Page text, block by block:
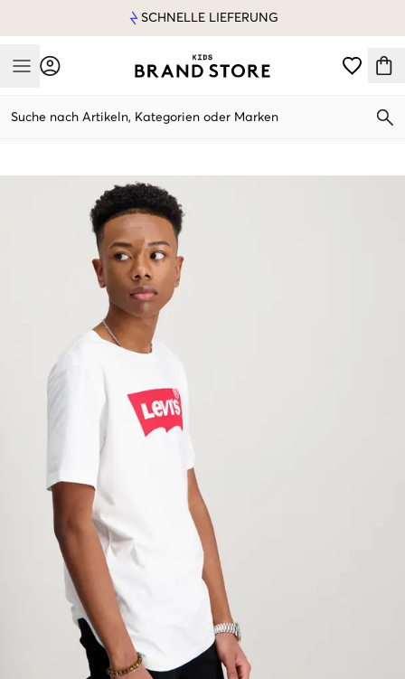
SCHNELLE LIEFERUNG
Mobile Menu
Suche nach Artikeln, Kategorien oder Marken